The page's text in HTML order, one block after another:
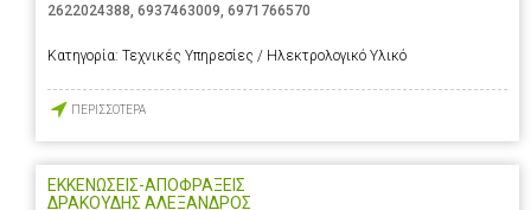
2622024388, 6937463009, 6971766570
Κατηγορία: Τεχνικές Υπηρεσίες / Ηλεκτρολογικό Υλικό
ΠΕΡΙΣΣΟΤΕΡΑ
ΕΚΚΕΝΩΣΕΙΣ-ΑΠΟΦΡΑΞΕΙΣ
ΔΡΑΚΟΥΔΗΣ ΑΛΕΞΑΝΔΡΟΣ